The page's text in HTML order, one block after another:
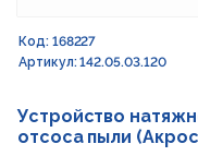
Код: 168227
Артикул: 142.05.03.120
Устройство
отсоса пыли